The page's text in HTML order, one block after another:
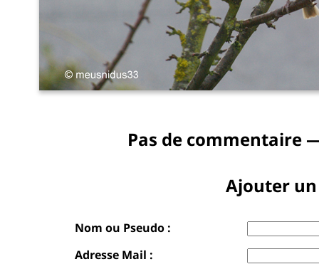
Pas de commentaire
Ajouter
Nom ou Pseudo :
Adresse Mail :